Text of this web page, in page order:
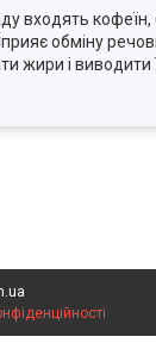
входять кофеїн,
обміну
і виводити